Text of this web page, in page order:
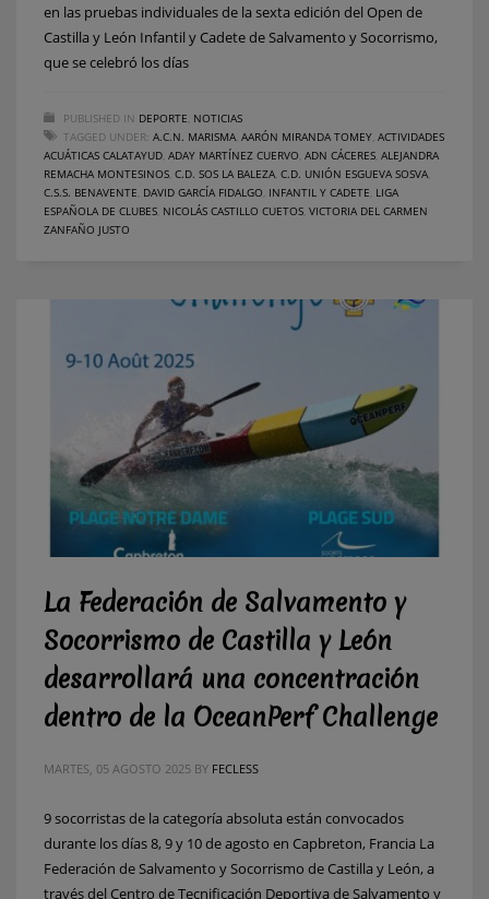
en las pruebas individuales de la sexta edición del Open de
Castilla y León Infantil y Cadete de Salvamento y Socorrismo,
que se celebró los días
PUBLISHED IN DEPORTE NOTICIAS
TAGGED UNDER: A.C.N. MARISMA AARÓN MIRANDA TOMEY ACTIVIDADES
ACUÁTICAS CALATAYUD ADAY MARTÍNEZ CUERVO ADN CÁCERES ALEJANDRA
REMACHA MONTESINOS C.D. SOS LA BALEZA C.D. UNIÓN ESGUEVA SOSVA
C.S.S. BENAVENTE DAVID GARCÍA FIDALGO INFANTIL Y CADETE LIGA
ESPAÑOLA DE CLUBES NICOLÁS CASTILLO CUETOS VICTORIA DEL CARMEN
ZANFAÑO JUSTO
La Federación de Salvamento y
Socorrismo de Castilla y León
desarrollará una concentración
dentro de la OceanPerf Challenge
MARTES, 05 AGOSTO 2025 BY FECLESS
9 socorristas de la categoría absoluta están convocados
durante los días 8, 9 y 10 de agosto en Capbreton, Francia La
Federación de Salvamento y Socorrismo de Castilla y León, a
través del Centro de Tecnificación Deportiva de Salvamento y